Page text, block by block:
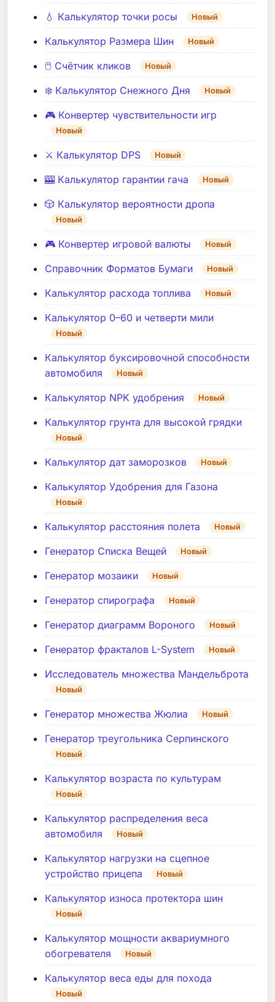
💧 Калькулятор точки росы Новый
Калькулятор Размера Шин Новый
🖱️ Счётчик кликов Новый
❄️ Калькулятор Снежного Дня Новый
🎮 Конвертер чувствительности игр
Новый
⚔️ Калькулятор DPS Новый
🎰 Калькулятор гарантии гача Новый
🎲 Калькулятор вероятности дропа
Новый
🎮 Конвертер игровой валюты Новый
Справочник Форматов Бумаги Новый
Калькулятор расхода топлива Новый
Калькулятор 0–60 и четверти мили
Новый
Калькулятор буксировочной способности
автомобиля
Новый
Калькулятор NPK удобрения Новый
Калькулятор грунта для высокой грядки
Новый
Калькулятор дат заморозков Новый
Калькулятор Удобрения для Газона
Новый
Калькулятор расстояния полета Новый
Генератор Списка Вещей Новый
Генератор мозаики Новый
Генератор спирографа Новый
Генератор диаграмм Вороного Новый
Генератор фракталов L-System Новый
Исследователь множества Мандельброта
Новый
Генератор множества Жюлиа Новый
Генератор треугольника Серпинского
Новый
Калькулятор возраста по культурам
Новый
Калькулятор распределения веса
автомобиля
Новый
Калькулятор нагрузки на сцепное
устройство прицепа
Новый
Калькулятор износа протектора шин
Новый
Калькулятор мощности аквариумного
обогревателя
Новый
Калькулятор веса еды для похода
Новый